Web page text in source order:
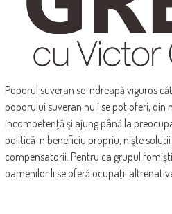
Poporul suveran se-ndreapă viguros
poporului suveran nu i se pot oferi, din
incompetenţă şi ajung până la
politică-n beneficiu propriu, nişte
compensatorii. Pentru ca grupul
oamenilor li se oferă ocupaţii